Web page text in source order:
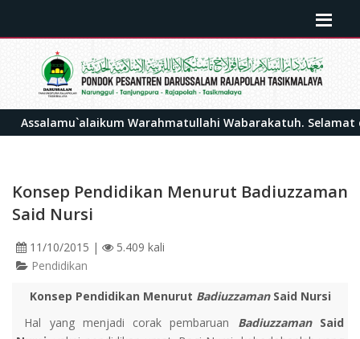
Assalamu`alaikum Warahmatullahi Wabarakatuh. Selamat
Konsep Pendidikan Menurut Badiuzzaman
Said Nursi
11/10/2015 |
5.409 kali
Pendidikan
Konsep Pendidikan Menurut Badiuzzaman Said Nursi
Hal yang menjadi corak pembaruan Badiuzzaman Said